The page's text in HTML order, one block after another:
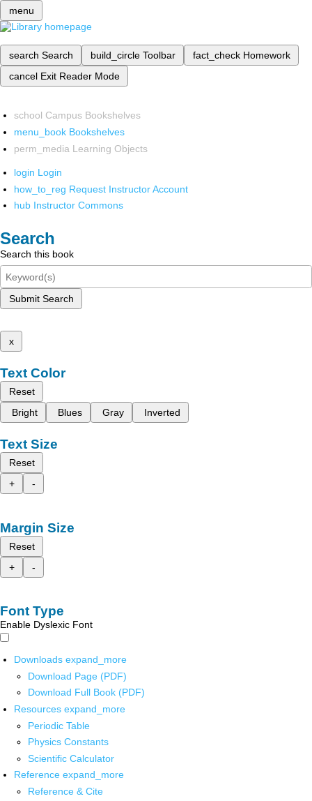
menu
search Search build_circle Toolbar fact_check Homework
cancel Exit Reader Mode
school Campus Bookshelves
menu_book Bookshelves
perm_media Learning Objects
login Login
how_to_reg Request Instructor Account
hub Instructor Commons
Search
Search this book
Submit Search
x
Text Color
Reset
Bright
Blues Gray Inverted
Text Size
Reset
+
-
Margin Size
Reset
+
-
Font Type
Enable Dyslexic Font
Downloads expand_more
Download Page (PDF)
Download Full Book (PDF)
Resources expand_more
Periodic Table
Physics Constants
Scientific Calculator
Reference expand_more
Reference & Cite